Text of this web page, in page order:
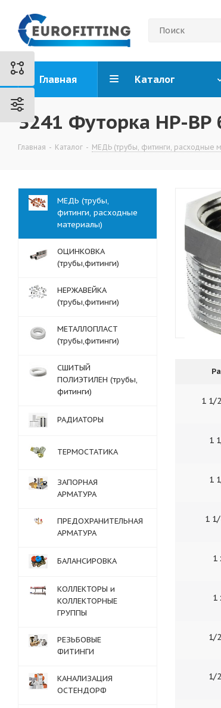
Главная Каталог
3241 Футорка НР-ВР
Главная - Каталог - МЕДЬ (трубы, фитинги, расходные
1 1/
1
1
1
1
1
1/
1/
МЕДЬ (трубы,
фитинги, расходные
материалы)
ОЦИНКОВКА
(трубы,фитинги)
НЕРЖАВЕЙКА
(трубы,фитинги)
МЕТАЛЛОПЛАСТ
(трубы,фитинги)
СШИТЫЙ
ПОЛИЭТИЛЕН (трубы,
фитинги)
РАДИАТОРЫ
ТЕРМОСТАТИКА
ЗАПОРНАЯ
АРМАТУРА
ПРЕДОХРАНИТЕЛЬНАЯ
АРМАТУРА
БАЛАНСИРОВКА
КОЛЛЕКТОРЫ и
КОЛЛЕКТОРНЫЕ
ГРУППЫ
РЕЗЬБОВЫЕ
ФИТИНГИ
КАНАЛИЗАЦИЯ
ОСТЕНДОРФ